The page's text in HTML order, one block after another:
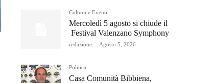
Cultura e Eventi
Mercoledì 5 agosto si chiude il
Festival Valenzano Symphony
redazione - Agosto 5, 2026
Politica
Casa Comunità Bibbiena,